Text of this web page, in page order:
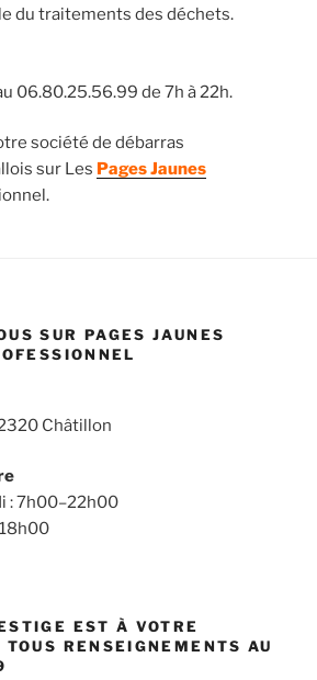
du traitements des déchets.
06.80.25.56.99 de 7h à 22h.
société de débarras
sur Les Pages Jaunes
SUR PAGES JAUNES
Châtillon
: 7h00–22h00
EST À VOTRE
RENSEIGNEMENTS AU